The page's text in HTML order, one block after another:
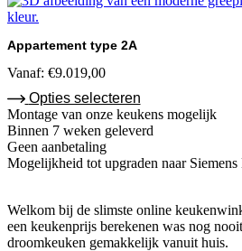
Appartement type 2A
Vanaf: €9.019,00
Opties selecteren
Montage van onze keukens mogelijk
Binnen 7 weken geleverd
Geen aanbetaling
Mogelijkheid tot upgraden naar
Welkom bij de slimste online
een keukenprijs berekenen was nog
droomkeuken gemakkelijk vanuit huis.